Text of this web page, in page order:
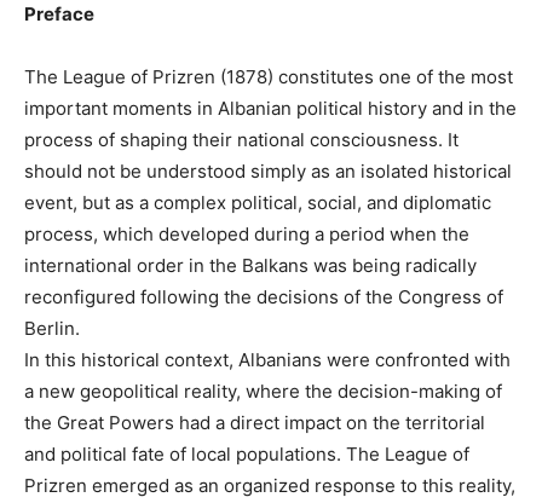
Preface
The League of Prizren (1878) constitutes one of the most
important moments in Albanian political history and in the
process of shaping their national consciousness. It
should not be understood simply as an isolated historical
event, but as a complex political, social, and diplomatic
process, which developed during a period when the
international order in the Balkans was being radically
reconfigured following the decisions of the Congress of
Berlin.
In this historical context, Albanians were confronted with
a new geopolitical reality, where the decision-making of
the Great Powers had a direct impact on the territorial
and political fate of local populations. The League of
Prizren emerged as an organized response to this reality,